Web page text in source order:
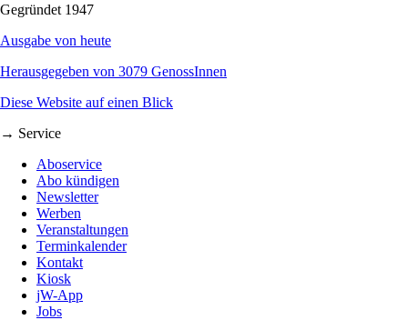
Gegründet 1947
Ausgabe von heute
Herausgegeben von 3079 GenossInnen
Diese Website auf einen Blick
→ Service
Aboservice
Abo kündigen
Newsletter
Werben
Veranstaltungen
Terminkalender
Kontakt
Kiosk
jW-App
Jobs